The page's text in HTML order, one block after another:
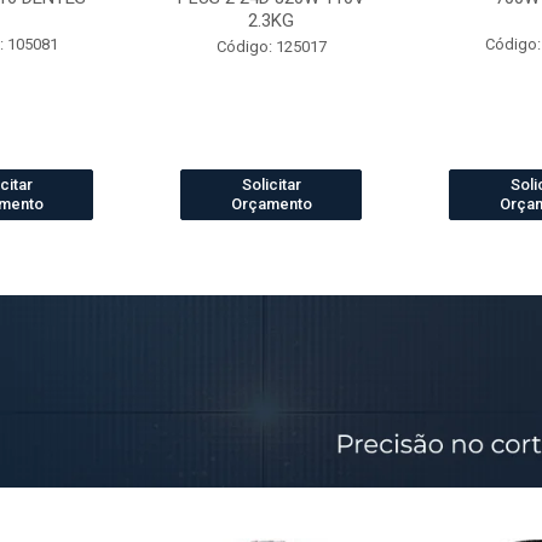
105081
2.3KG
Código: 125017
Solicitar
Orçamento